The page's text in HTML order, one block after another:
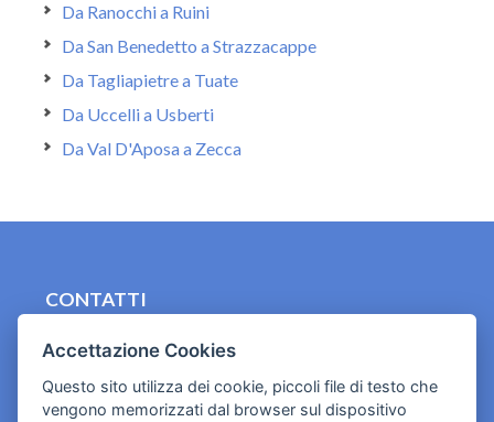
Da Ranocchi a Ruini
Da San Benedetto a Strazzacappe
Da Tagliapietre a Tuate
Da Uccelli a Usberti
Da Val D'Aposa a Zecca
CONTATTI
Cookies e informativa privacy
Accettazione Cookies
Questo sito utilizza dei cookie, piccoli file di testo che
vengono memorizzati dal browser sul dispositivo